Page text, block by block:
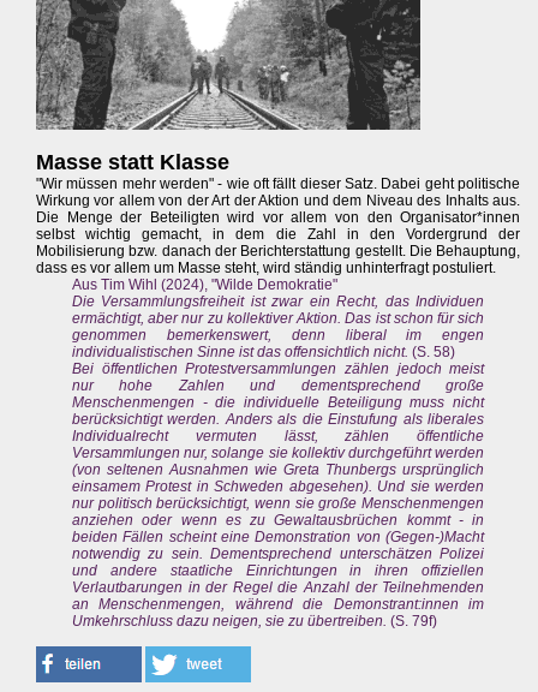
Masse statt Klasse
"Wir müssen mehr werden" - wie oft fällt dieser Satz. Dabei geht politische
Wirkung vor allem von der Art der Aktion und dem Niveau des Inhalts aus.
Die Menge der Beteiligten wird vor allem von den Organisator*innen
selbst wichtig gemacht, in dem die Zahl in den Vordergrund der
Mobilisierung bzw. danach der Berichterstattung gestellt. Die Behauptung,
dass es vor allem um Masse steht, wird ständig unhinterfragt postuliert.
Aus Tim Wihl (2024), "Wilde Demokratie"
Die Versammlungsfreiheit ist zwar ein Recht, das Individuen
ermächtigt, aber nur zu kollektiver Aktion. Das ist schon für sich
genommen bemerkenswert, denn liberal im engen
individualistischen Sinne ist das offensichtlich nicht. (S. 58)
Bei öffentlichen Protestversammlungen zählen jedoch meist
nur hohe Zahlen und dementsprechend große
Menschenmengen - die individuelle Beteiligung muss nicht
berücksichtigt werden. Anders als die Einstufung als liberales
Individualrecht vermuten lässt, zählen öffentliche
Versammlungen nur, solange sie kollektiv durchgeführt werden
(von seltenen Ausnahmen wie Greta Thunbergs ursprünglich
einsamem Protest in Schweden abgesehen). Und sie werden
nur politisch berücksichtigt, wenn sie große Menschenmengen
anziehen oder wenn es zu Gewaltausbrüchen kommt - in
beiden Fällen scheint eine Demonstration von (Gegen-)Macht
notwendig zu sein. Dementsprechend unterschätzen Polizei
und andere staatliche Einrichtungen in ihren offiziellen
Verlautbarungen in der Regel die Anzahl der Teilnehmenden
an Menschenmengen, während die Demonstrant:innen im
Umkehrschluss dazu neigen, sie zu übertreiben. (S. 79f)